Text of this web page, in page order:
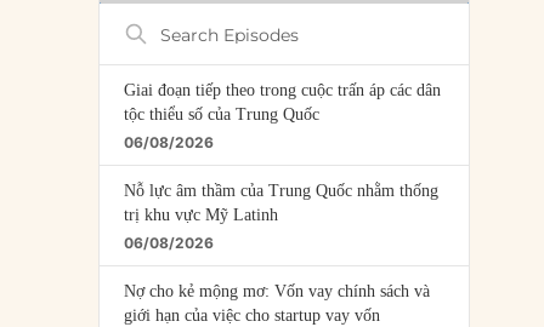
Search
Episodes
Giai đoạn tiếp theo trong cuộc trấn áp các dân
tộc thiểu số của Trung Quốc
06/08/2026
Nỗ lực âm thầm của Trung Quốc nhằm thống
trị khu vực Mỹ Latinh
06/08/2026
Nợ cho kẻ mộng mơ: Vốn vay chính sách và
giới hạn của việc cho startup vay vốn